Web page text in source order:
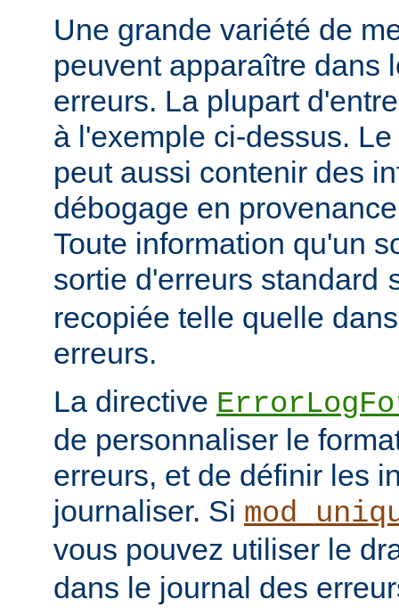
Une grande variété de
peuvent apparaître dans
erreurs. La plupart
à l'exemple ci-dessus.
peut aussi contenir des
débogage en
Toute information qu'un
sortie d'erreurs standard
recopiée telle quelle
erreurs.
La directive
de personnaliser le
erreurs, et de définir les
journaliser. Si
vous pouvez utiliser le
dans le journal des